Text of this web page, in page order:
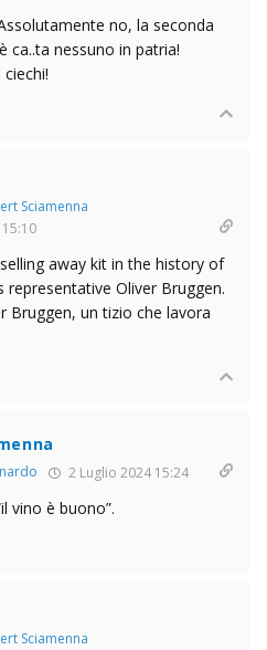
no, la seconda
ca..ta nessuno in patria!
Sciamenna
away kit in the history of
representative Oliver Bruggen.
Bruggen, un tizio che lavora
2 Luglio 2024 15:24
vino è buono”.
Sciamenna